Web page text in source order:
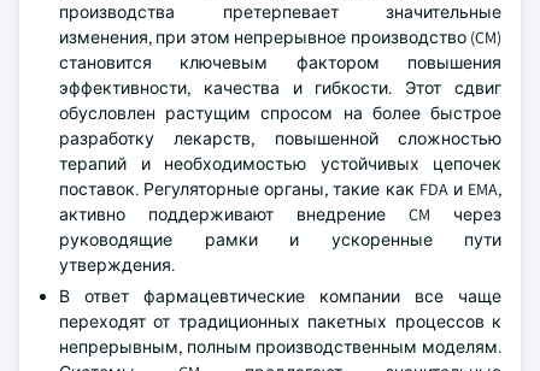
производства претерпевает значительные
изменения, при этом непрерывное производство (CM)
становится ключевым фактором повышения
эффективности, качества и гибкости. Этот сдвиг
обусловлен растущим спросом на более быстрое
разработку лекарств, повышенной сложностью
терапий и необходимостью устойчивых цепочек
поставок. Регуляторные органы, такие как FDA и EMA,
активно поддерживают внедрение CM через
руководящие рамки и ускоренные пути
утверждения.
В ответ фармацевтические компании все чаще
переходят от традиционных пакетных процессов к
непрерывным, полным производственным моделям.